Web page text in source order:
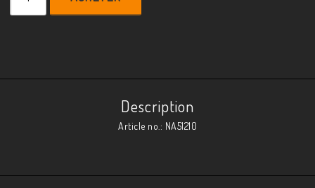
Description
Article no.: NA51210